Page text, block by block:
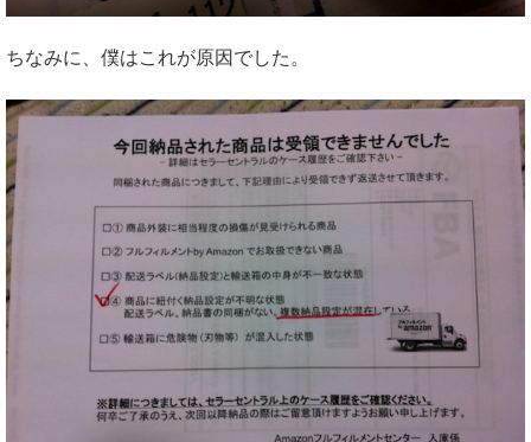
ちなみに、僕はこれが原因でした。